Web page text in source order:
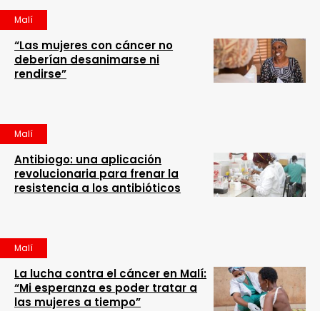
Malí
“Las mujeres con cáncer no
deberían desanimarse ni
rendirse”
Malí
Antibiogo: una aplicación
revolucionaria para frenar la
resistencia a los antibióticos
Malí
La lucha contra el cáncer en Malí:
“Mi esperanza es poder tratar a
las mujeres a tiempo”